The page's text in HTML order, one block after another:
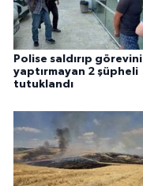
Polise saldırıp görevini
yaptırmayan 2 şüpheli
tutuklandı